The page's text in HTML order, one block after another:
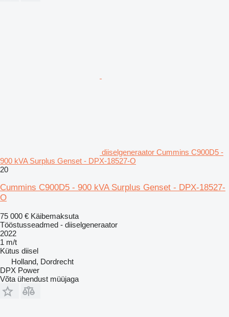
diiselgeneraator Cummins C900D5 -
900 kVA Surplus Genset - DPX-18527-O
20
Cummins C900D5 - 900 kVA Surplus Genset - DPX-18527-
O
75 000 € Käibemaksuta
Tööstusseadmed - diiselgeneraator
2022
1 m/t
Kütus diisel
Holland, Dordrecht
DPX Power
Võta ühendust müüjaga